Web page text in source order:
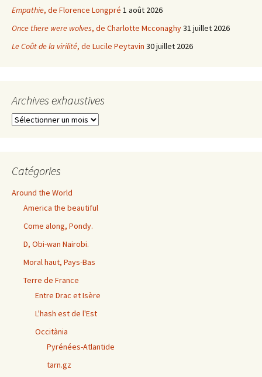
Empathie, de Florence Longpré 1 août 2026
Once there were wolves, de Charlotte Mcconaghy31 juillet 2026
Le Coût de la virilité, de Lucile Peytavin 30 juillet 2026
Archives exhaustives
Archives
Catégories
Around the World
America the beautiful
Come along, Pondy.
D, Obi-wan Nairobi.
Moral haut, Pays-Bas
Terre de France
Entre Drac et Isère
L'hash est de l'Est
Occitània
Pyrénées-Atlantide
tarn.gz